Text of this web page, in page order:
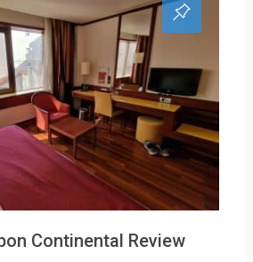
Continental Review